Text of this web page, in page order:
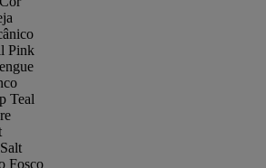
Pink
Teal
Fosco